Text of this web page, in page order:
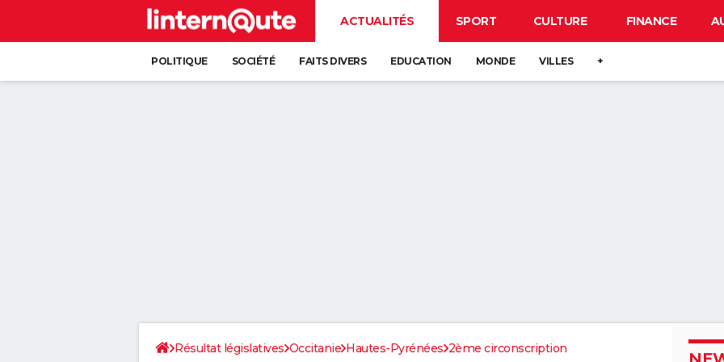
ACTUALITÉS SPORT CULTURE FINANCE
POLITIQUE SOCIÉTÉ FAITS DIVERS EDUCATION MONDE VILLES +
Résultat législatives Occitanie Hautes-Pyrénées 2ème circonscription